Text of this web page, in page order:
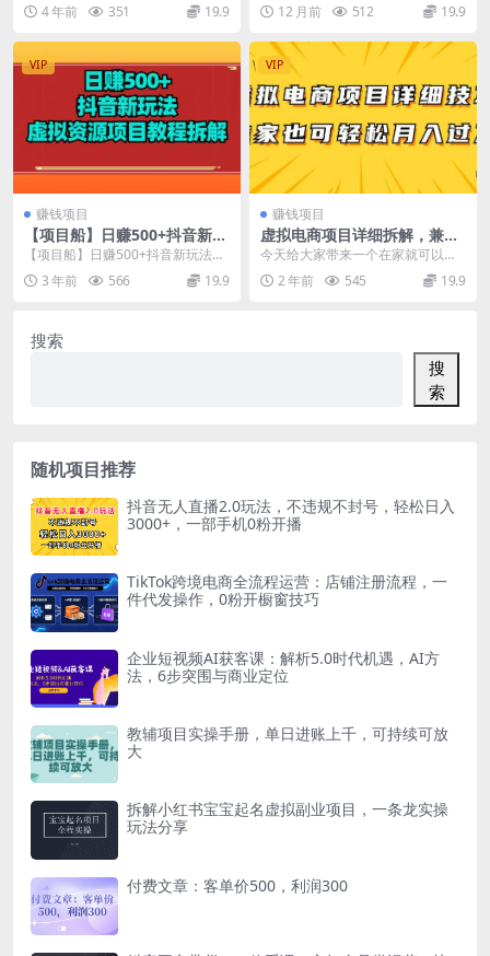
改变开播流量困局...
4 年前 351 19.9
点，并且操作玩法也不...
12 月前 512 19.9
VIP
赚钱项目
【项目船】日赚500+抖音新玩
法虚拟资源项目教程拆解
【项目船】日赚500+抖音新玩法虚
拟资源项目教程拆解 资源下载地址
3 年前 566 19.9
VIP
赚钱项目
虚拟电商项目详细拆解，兼职
全职都可做，每天单账号300
+轻轻松松
今天给大家带来一个在家就可以做
的项目，虚拟电商项目，这个项目
可以为我们带来源源不...
2 年前 545 19.9
搜索
搜
索
随机项目推荐
抖音无人直播2.0玩法，不违规不封号，轻松日入
3000+，一部手机0粉开播
TikTok跨境电商全流程运营：店铺注册流程，一
件代发操作，0粉开橱窗技巧
企业短视频AI获客课：解析5.0时代机遇，AI方
法，6步突围与商业定位
教辅项目实操手册，单日进账上千，可持续可放
大
拆解小红书宝宝起名虚拟副业项目，一条龙实操
玩法分享
付费文章：客单价500，利润300